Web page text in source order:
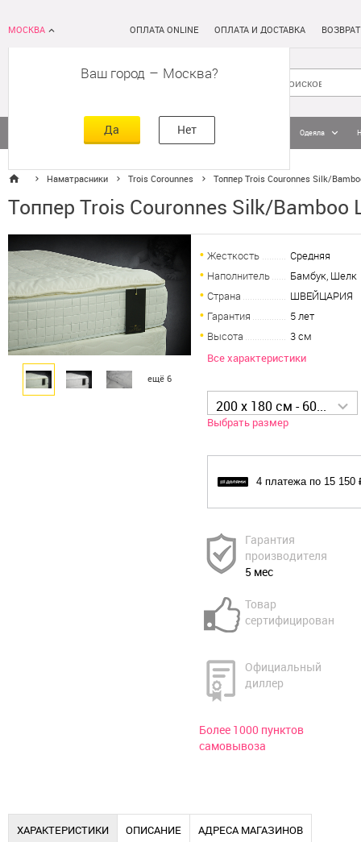
МОСКВА
Ваш город – Москва
Да Нет
ОПЛАТА ONLINE ОПЛАТА И ДОСТАВКА
Кровати Постельное белье Одеяла
Наматрасники Trois Corounnes Топпер Trois Couronnes Silk/
Топпер Trois Couronnes Silk/Bamboo
ещё 6
Жесткость
Средняя
Наполнитель
Бамбук, Шелк
Страна
ШВЕЙЦАРИЯ
Гарантия
5 лет
Высота
3 см
Все характеристики
200 x 180 см - 60 599 р
Выбрать размер
4 платежа по 15 150
Гарантия
производителя
5 мес
Товар
сертифицирован
Официальный
диллер
Более 1000 пунктов
самовывоза
ХАРАКТЕРИСТИКИ ОПИСАНИЕ АДРЕСА МАГАЗИНОВ